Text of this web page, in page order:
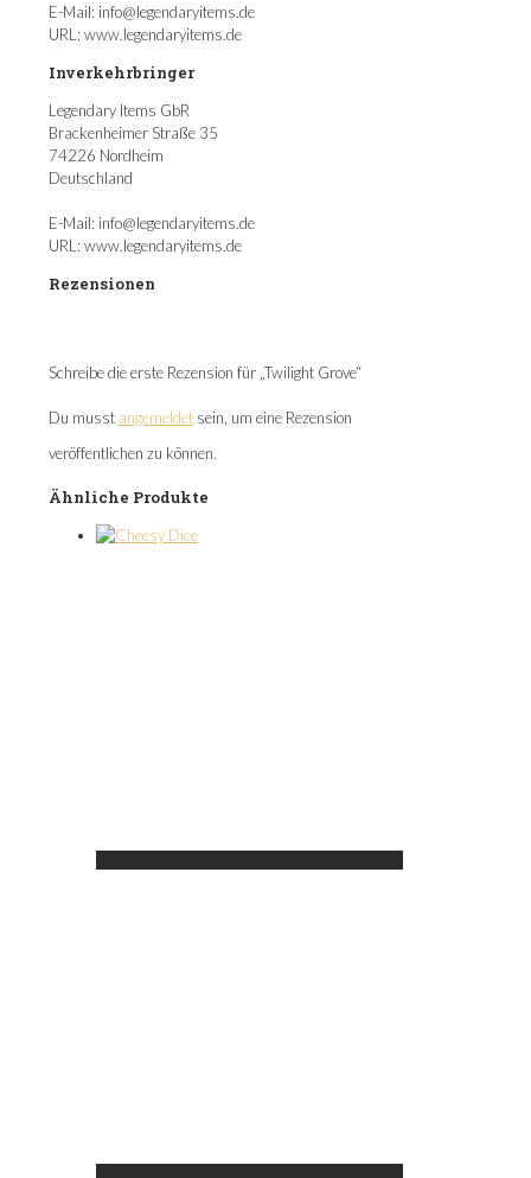
E-Mail: info@legendaryitems.de
URL: www.legendaryitems.de
Inverkehrbringer
Legendary Items GbR
Brackenheimer Straße 35
74226 Nordheim
Deutschland
E-Mail: info@legendaryitems.de
URL: www.legendaryitems.de
Rezensionen
Schreibe die erste Rezension für „Twilight Grove“
Du musst angemeldet sein, um eine Rezension
veröffentlichen zu können.
Ähnliche Produkte